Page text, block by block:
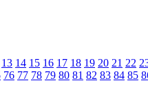
13 14 15 16 17 18 19 20 21 22
76 77 78 79 80 81 82 83 84 85